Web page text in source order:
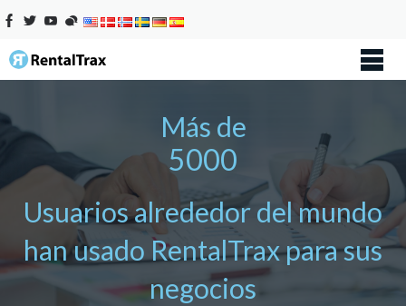
Más de
5000
Usuarios alrededor del mundo
han usado RentalTrax para sus
negocios